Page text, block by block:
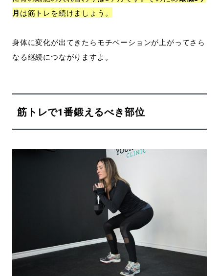
月は筋トレを続けましょう。
身体に変化が出てきたらモチベーションが上がってさら
なる継続につながりますよ。
筋トレで1番鍛えるべき部位